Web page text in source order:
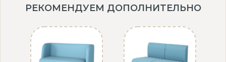
РЕКОМЕНДУЕМ ДОПОЛНИТЕЛЬНО